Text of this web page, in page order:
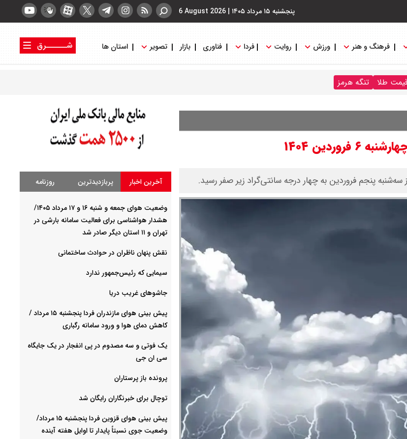
پنجشنبه ۱۵ مرداد ۱۴۰۵ |
6 August 2026
فرهنگ و هنر ورزش روایت فردا فناوری بازار تصویر استان ها
شــــــرق
طلا تنگه هرمز
۱۴۰۴
پنجم فروردین به چهار درجه سانتی‌گراد زیر صفر رسید. آخرین اخبار پربازدیدترین روزنامه
وضعیت هوای جمعه و شنبه ۱۶ و ۱۷ مرداد ۱۴۰۵/
هشدار هواشناسی برای فعالیت سامانه بارشی در
تهران و ۱۱ استان دیگر صادر شد
نقش پنهان ناظران در حوادث ساختمانی
سیمایی که رئیس‌جمهور ندارد
جاشوهای غریب دریا
پیش بینی هوای مازندران فردا پنجشنبه ۱۵ مرداد /
کاهش دمای هوا و ورود سامانه رگباری
یک فوتی و سه مصدوم در پی انفجار در یک جایگاه
سی ان جی
پرونده باز پرستاران
توچال برای خبرنگاران رایگان شد
پیش بینی هوای قزوین فردا پنجشنبه ۱۵ مرداد/
وضعیت جوی نسبتاً پایدار تا اوایل هفته آینده